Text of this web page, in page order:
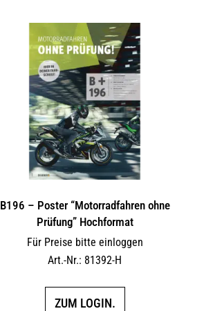
B196 – Poster “Motorradfahren ohne
Prüfung” Hochformat
Für Preise bitte einloggen
Art.-Nr.: 81392-H
ZUM LOGIN.